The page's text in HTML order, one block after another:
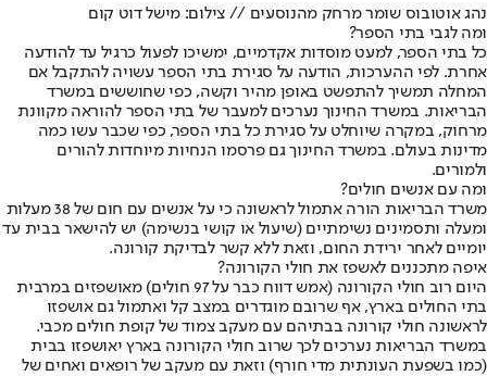
נהג אוטובוס שומר מרחק מהנוסעים // צילום: מישל דוט קום
ומה לגבי בתי הספר?
כל בתי הספר, למעט מוסדות אקדמיים, ימשיכו לפעול כרגיל עד להודעה
אחרת. לפי ההערכות, הודעה על סגירת בתי הספר עשויה להתקבל אם
המחלה תמשיך להתפשט באופן מהיר וקשה, כפי שחוששים במשרד
הבריאות. במשרד החינוך נערכים למעבר של בתי הספר להוראה מקוונת
מרחוק, במקרה שיוחלט על סגירת כל בתי הספר, כפי שכבר עשו כמה
מדינות בעולם. במשרד החינוך גם פרסמו הנחיות מיוחדות להורים
ולמורים.
ומה עם אנשים חולים?
משרד הבריאות הורה אתמול לראשונה כי על אנשים עם חום של 38 מעלות
ומעלה ותסמינים נשימתיים (שיעול או קושי בנשימה) יש להישאר בבית עד
יומיים לאחר ירידת החום, וזאת ללא קשר לבדיקת קורונה.
איפה מתכננים לאשפז את חולי הקורונה?
היום רוב חולי הקורונה (אמש דווח כבר על 97 חולים) מאושפזים במרבית
בתי החולים בארץ, אף שרובם מוגדרים במצב קל ואתמול גם אושפזו
לראשונה חולי קורונה בבתיהם עם מעקב צמוד של קופת חולים מכבי.
במשרד הבריאות נערכים לכך שרוב חולי הקורונה בארץ יאושפזו בבית
(כמו בשפעת העונתית מדי חורף) וזאת עם מעקב של רופאים ואחים של